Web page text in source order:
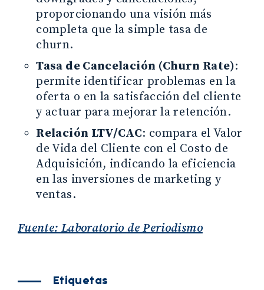
proporcionando una visión más
completa que la simple tasa de
churn.
Tasa de Cancelación (Churn Rate):
permite identificar problemas en la
oferta o en la satisfacción del cliente
y actuar para mejorar la retención.
Relación LTV/CAC: compara el Valor
de Vida del Cliente con el Costo de
Adquisición, indicando la eficiencia
en las inversiones de marketing y
ventas.
Fuente: Laboratorio de Periodismo
Etiquetas